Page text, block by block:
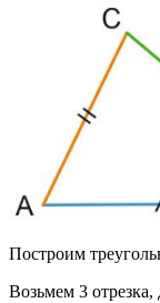
Построим
Возьмем 3